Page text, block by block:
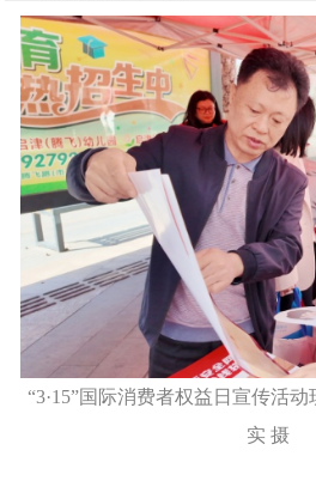
“3·15”国际消费者权益日宣传活
实 摄